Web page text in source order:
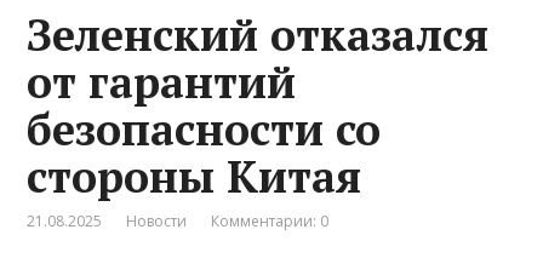
Зеленский отказался
от гарантий
безопасности со
стороны Китая
21.08.2025 Новости Комментарии: 0